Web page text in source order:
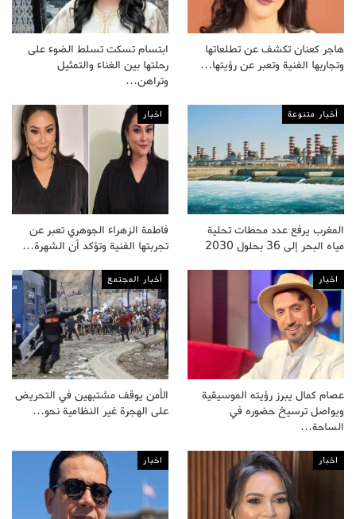
هاجر كعنان تكشف عن تطلعاتها
وتجاربها الفنية وتعبر عن رؤيتها…
ابتسام تسكت تسلط الضوء على
رحلتها بين الغناء والتمثيل
وتراهن…
أخبار متنوعة
المغرب يرفع عدد محطات تحلية
مياه البحر إلى 36 بحلول 2030
اخبار
فاطمة الزهراء الجوهري تعبر عن
تجربتها الفنية وتؤكد أن الشهرة…
اخبار
عصام كمال يبرز رؤيته الموسيقية
ويواصل ترسيخ حضوره في
الساحة…
أخبار المجتمع
الأمن يوقف مشتبهين في التحريض
على الهجرة غير النظامية نحو…
اخبار اخبار